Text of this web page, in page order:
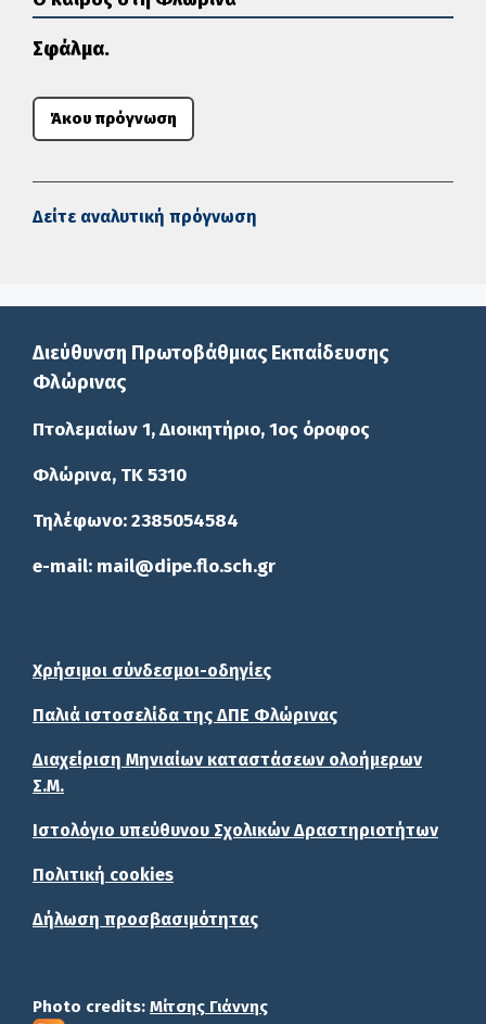
Σφάλμα.
Άκου πρόγνωση
Δείτε αναλυτική πρόγνωση
Διεύθυνση Πρωτοβάθμιας Εκπαίδευσης
Φλώρινας
Πτολεμαίων 1, Διοικητήριο, 1ος όροφος
Φλώρινα, ΤΚ 5310
Τηλέφωνο: 2385054584
e-mail: mail@dipe.flo.sch.gr
Χρήσιμοι σύνδεσμοι-οδηγίες
Παλιά ιστοσελίδα της ΔΠΕ Φλώρινας
Διαχείριση Μηνιαίων καταστάσεων ολοήμερων
Σ.Μ.
Ιστολόγιο υπεύθυνου Σχολικών Δραστηριοτήτων
Πολιτική cookies
Δήλωση προσβασιμότητας
Photo credits: Μίτσης Γιάννης